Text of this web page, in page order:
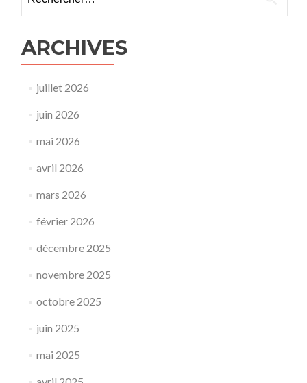
ARCHIVES
juillet 2026
juin 2026
mai 2026
avril 2026
mars 2026
février 2026
décembre 2025
novembre 2025
octobre 2025
juin 2025
mai 2025